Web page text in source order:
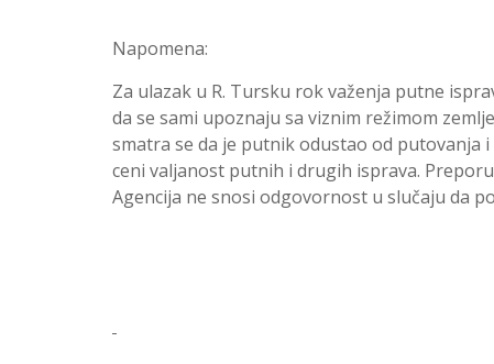
Napomena:
Za ulazak u R. Tursku rok važenja putne
da se sami upoznaju sa viznim režimom
smatra se da je putnik odustao od putovanja
ceni valjanost putnih i drugih isprava.
Agencija ne snosi odgovornost u slučaju da